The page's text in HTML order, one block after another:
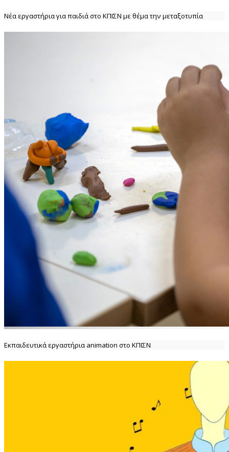
Νέα εργαστήρια για παιδιά στο ΚΠΙΣΝ με θέμα την μεταξοτυπία
Εκπαιδευτικά εργαστήρια animation στο ΚΠΙΣΝ